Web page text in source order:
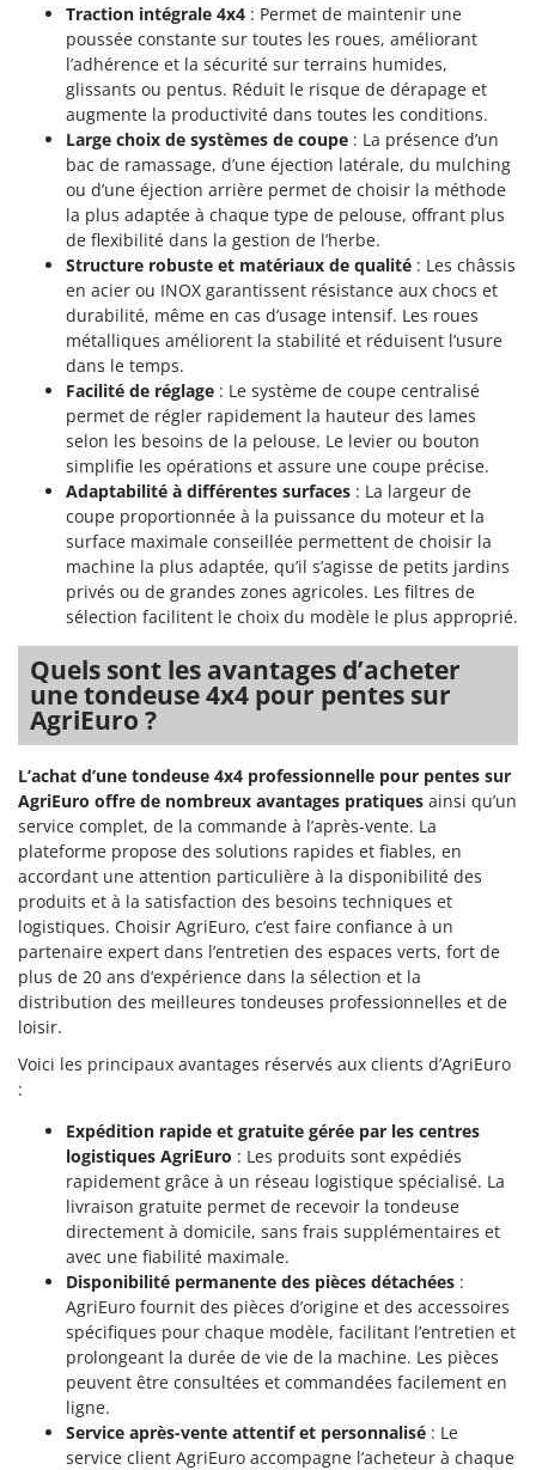
Traction intégrale 4x4 : Permet de maintenir une
poussée constante sur toutes les roues, améliorant
l’adhérence et la sécurité sur terrains humides,
glissants ou pentus. Réduit le risque de dérapage et
augmente la productivité dans toutes les conditions.
Large choix de systèmes de coupe : La présence d’un
bac de ramassage, d’une éjection latérale, du mulching
ou d’une éjection arrière permet de choisir la méthode
la plus adaptée à chaque type de pelouse, offrant plus
de flexibilité dans la gestion de l’herbe.
Structure robuste et matériaux de qualité : Les châssis
en acier ou INOX garantissent résistance aux chocs et
durabilité, même en cas d’usage intensif. Les roues
métalliques améliorent la stabilité et réduisent l’usure
dans le temps.
Facilité de réglage : Le système de coupe centralisé
permet de régler rapidement la hauteur des lames
selon les besoins de la pelouse. Le levier ou bouton
simplifie les opérations et assure une coupe précise.
Adaptabilité à différentes surfaces : La largeur de
coupe proportionnée à la puissance du moteur et la
surface maximale conseillée permettent de choisir la
machine la plus adaptée, qu’il s’agisse de petits jardins
privés ou de grandes zones agricoles. Les filtres de
sélection facilitent le choix du modèle le plus approprié.
Quels sont les avantages d’acheter
une tondeuse 4x4 pour pentes sur
AgriEuro ?
L’achat d’une tondeuse 4x4 professionnelle pour pentes sur
AgriEuro offre de nombreux avantages pratiques ainsi qu’un
service complet, de la commande à l’après-vente. La
plateforme propose des solutions rapides et fiables, en
accordant une attention particulière à la disponibilité des
produits et à la satisfaction des besoins techniques et
logistiques. Choisir AgriEuro, c’est faire confiance à un
partenaire expert dans l’entretien des espaces verts, fort de
plus de 20 ans d’expérience dans la sélection et la
distribution des meilleures tondeuses professionnelles et de
loisir.
Voici les principaux avantages réservés aux clients d’AgriEuro
:
Expédition rapide et gratuite gérée par les centres
logistiques AgriEuro : Les produits sont expédiés
rapidement grâce à un réseau logistique spécialisé. La
livraison gratuite permet de recevoir la tondeuse
directement à domicile, sans frais supplémentaires et
avec une fiabilité maximale.
Disponibilité permanente des pièces détachées :
AgriEuro fournit des pièces d’origine et des accessoires
spécifiques pour chaque modèle, facilitant l’entretien et
prolongeant la durée de vie de la machine. Les pièces
peuvent être consultées et commandées facilement en
ligne.
Service après-vente attentif et personnalisé : Le
service client AgriEuro accompagne l’acheteur à chaque